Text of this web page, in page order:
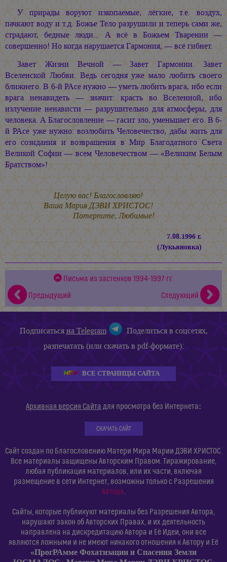
У прирады воруют изкопаемые, лёгкие, т.е. воздух,
пачкают воду и т.д. Божье Тело разрушили и теперь сами же,
страдают, бедные люди... А всё в Божьем Тварении —
совершенно! Но когда нарушается Гармония, — всё гибнет.
Завет Жизни Вечной — Завет Гармонии. Завет
Вселенской Любви. Ведь сегодня уже мало любить своего
ближнего. В 6-й РАсе нужно — уметь любить врага, ибо если
врага ненавидеть — значит: красть во Вселенной, ибо
излучение ненависти — разрушительно для атмосферы, для
человека. А Благословление — гасит зло, уменьшает его. В 6-
й РАсе уже нужно: возлюбить Человечество, дабы жить для
его созидания и возвращения в Мир Благодатного Света
Великой Софии — всем Человечеством — «Великим Белым
Братством»!
Целую вас! Благословляю!
ВашаМария ДЭВИ ХРИСТОС!
Потерпите, Любимые!
7.08.1996 г.
(Лукьяновка)
Письма из застенков 1994-1997 гг.
Предыдущий
Следующий
Подписатьсяна Telegram
Поделиться в соцсетях,
разпечатать (или скачать в pdf-формате):
ВСЕ СТРАНИЦЫ САЙТА
Архивная версия Сайта для просмотра без Интернета:
СКАЧАТЬ САЙТ
Сайт создан по Благословению Матери Мира Марии ДЭВИ ХРИСТОС.
Все материалы защищены Авторским Правом. Тиражирование,
любая публикация материалов, или их части, включая
размещение в сети Интернет, возможны только с Разрешения
Автора.
Сайты, которые публикуют материалы без Разрешения Автора,
нарушают закон об Авторских Правах, и их деятельность
направлена на дискредитацию Автора и Её Идеи, они все
являются ложными и не имеют никакого отношения к Автору и Её
«ПрогРАмме Фохатизации и Спасения Земли